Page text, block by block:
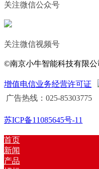
关注微信公众号
关注微信视频号
©南京小牛智能科技有限
增值电信业务经营许可证
广告热线：025-85303775
苏ICP备11085645号-11
首页
新闻
产品